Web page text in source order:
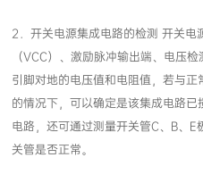
关管是否正常。